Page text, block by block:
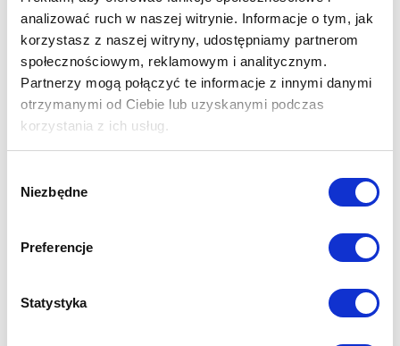
analizować ruch w naszej witrynie. Informacje o tym, jak
korzystasz z naszej witryny, udostępniamy partnerom
społecznościowym, reklamowym i analitycznym.
Partnerzy mogą połączyć te informacje z innymi danymi
otrzymanymi od Ciebie lub uzyskanymi podczas
korzystania z ich usług.
zgody
Niezbędne
Preferencje
Statystyka
Marketing
Omnichannel a digital
spodziewać się ich fuzji w 2019
wielokanałowej, jednak w odróżnieniu od
kontaktów z Klientem. Organizację tę uzyskuje
się poprzez odpowiednio dobrane narzędzia.